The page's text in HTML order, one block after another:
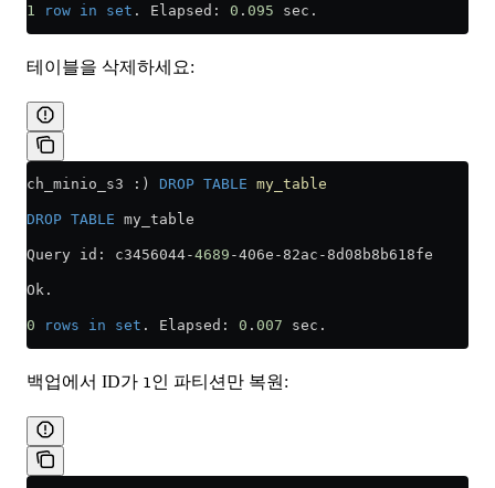
1 row in set . Elapsed: 0 . 095 sec.
테이블을 삭제하세요:
ch_minio_s3 :) DROP TABLE my_table
DROP TABLE my_table
Query id: c3456044-4689 -406e -82ac -8d08b8b618fe
Ok.
0 rows in set . Elapsed: 0 . 007 sec.
백업에서 ID가 1 인 파티션만 복원: